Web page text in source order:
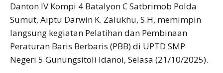
Danton IV Kompi 4 Batalyon C Satbrimob Polda
Sumut, Aiptu Darwin K. Zalukhu, S.H, memimpin
langsung kegiatan Pelatihan dan Pembinaan
Peraturan Baris Berbaris (PBB) di UPTD SMP
Negeri 5 Gunungsitoli Idanoi, Selasa (21/10/2025).